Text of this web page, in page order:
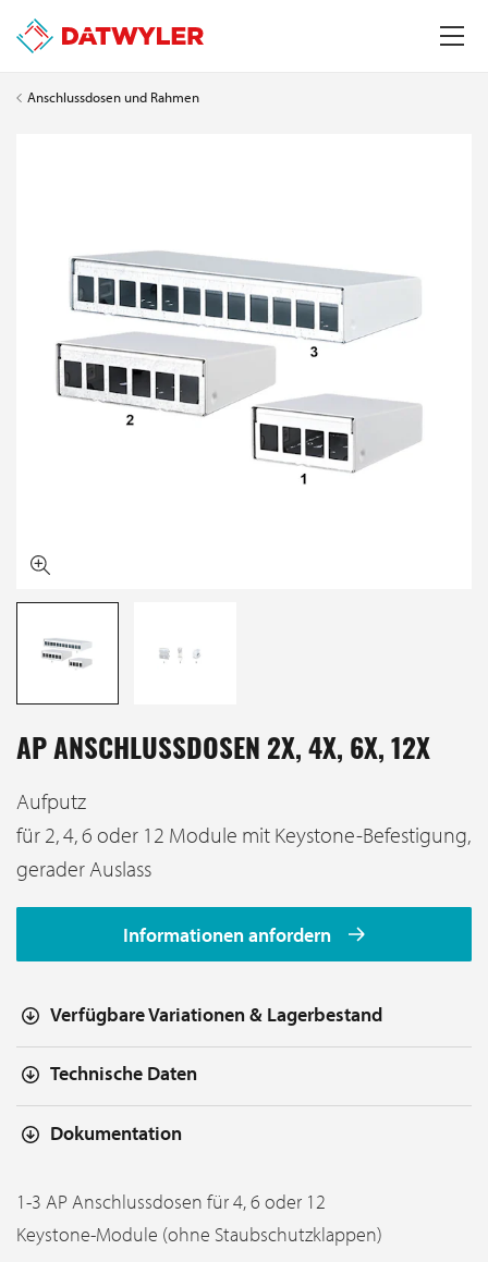
Anschlussdosen und Rahmen
AP ANSCHLUSSDOSEN 2X, 4X, 6X, 12X
Aufputz
für 2, 4, 6 oder 12 Module mit Keystone-Befestigung,
gerader Auslass
Informationen anfordern
Verfügbare Variationen & Lagerbestand
Technische Daten
Dokumentation
1-3 AP Anschlussdosen für 4, 6 oder 12
Keystone-Module (ohne Staubschutzklappen)